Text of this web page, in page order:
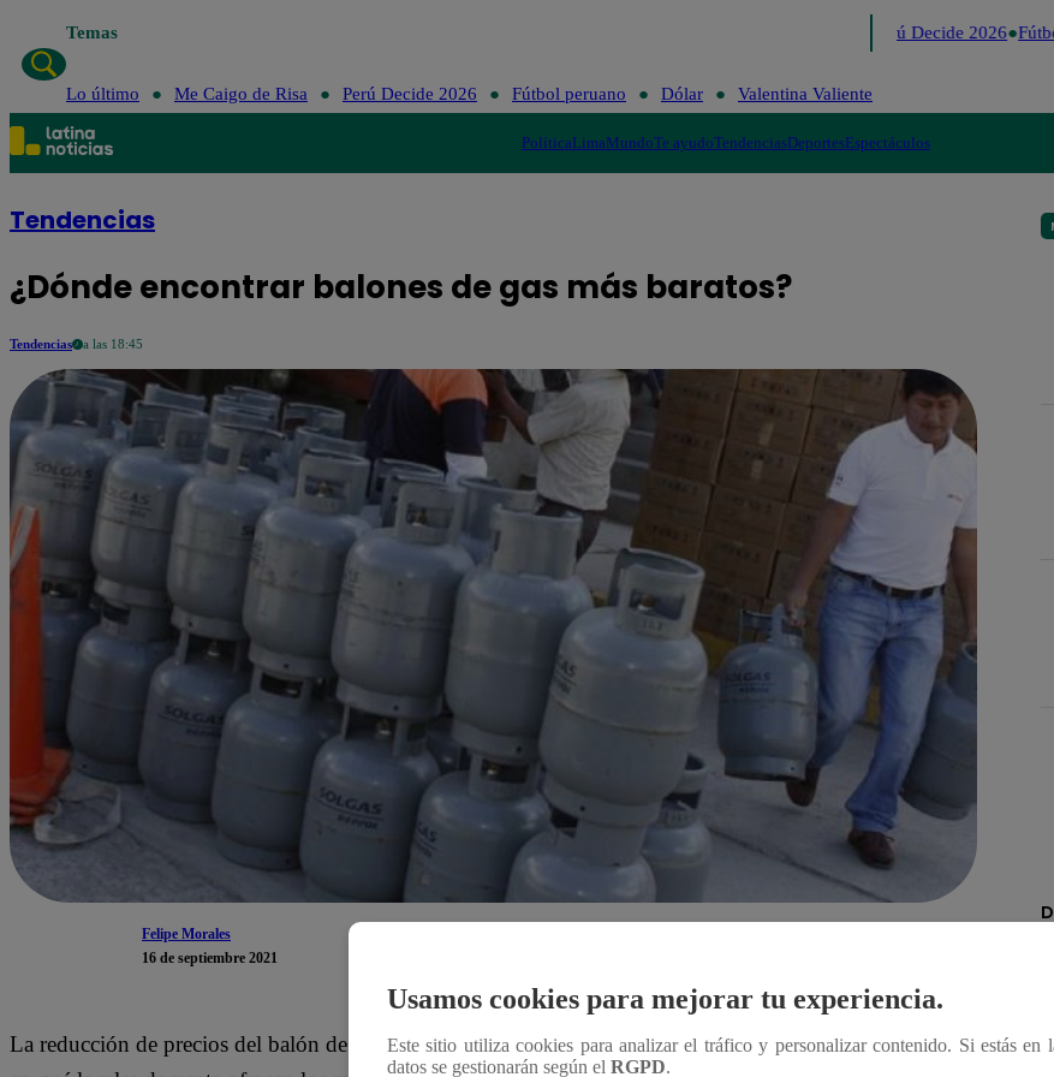
Temas Perú Decide 2026
Lo último Me Caigo de Risa Perú Decide 2026 Fútbol peruano Dólar Valentina Valiente
PolíticaLimaMundoTe ayudoTendenciasDeportesEspectáculos
Tendencias
¿Dónde encontrar balones de gas más baratos?
Tendencias a las 18:45
Felipe Morales
16 de septiembre 2021
La reducción de precios del balón de gas ya está en marcha. Para que las familias peruanas puedan informarse
Usamos cookies para mejorar tu experiencia.
Este sitio utiliza cookies para analizar el tráfico y personalizar contenido. Si estás en
datos se gestionarán según el RGPD.